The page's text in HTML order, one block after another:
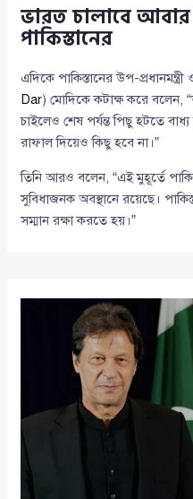
ভারত চালাবে আবার
পাকিস্তানের
এদিকে পাকিস্তানের উপ-প্রধানমন্ত্রী ও
Dar) মোদিকে কটাক্ষ করে বলেন,
চাইলেও শেষ পর্যন্ত পিছু হটতে
রাফাল দিয়েও কিছু হবে না।”
তিনি আরও বলেন, “এই মুহূর্তে
সুবিধাজনক অবস্থানে রয়েছে।
সম্মান রক্ষা করতে হয়।”